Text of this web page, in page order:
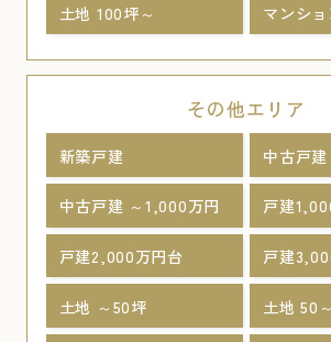
土地 100坪～ マンショ
その他エリア
新築戸建 中古戸建
中古戸建 ～1,000万円 戸建
戸建2,000万円台 戸建
土地 ～50坪 土地 50